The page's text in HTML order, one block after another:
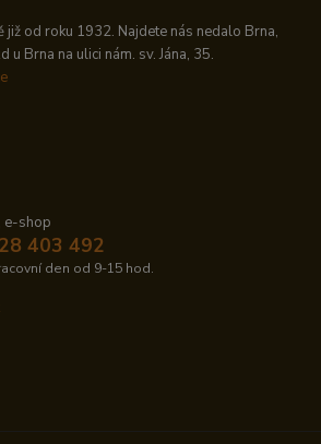
již od roku 1932. Najdete nás nedalo Brna,
u Brna na ulici nám. sv. Jána, 35.
e-shop
403 492
den od 9-15 hod.